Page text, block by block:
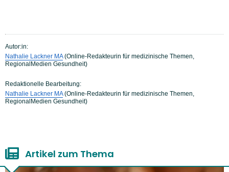
Autor:in:
Nathalie Lackner MA(Online-Redakteurin für medizinische Themen,
RegionalMedien Gesundheit)
Redaktionelle Bearbeitung:
Nathalie Lackner MA(Online-Redakteurin für medizinische Themen,
RegionalMedien Gesundheit)
Artikel zum Thema